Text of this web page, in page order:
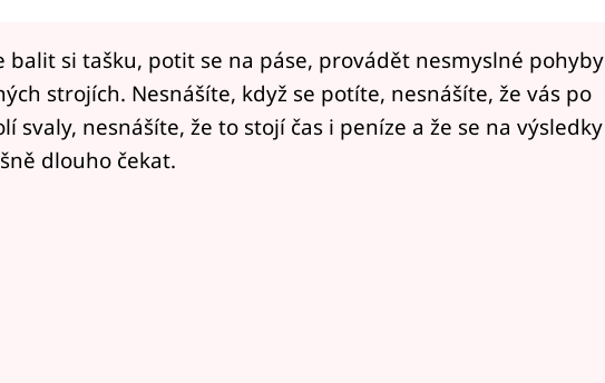
balit si tašku, potit se na páse, provádět nesmyslné pohyby
strojích. Nesnášíte, když se potíte, nesnášíte, že vás po
svaly, nesnášíte, že to stojí čas i peníze a že se na výsledky
dlouho čekat.